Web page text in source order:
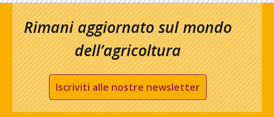
Rimani aggiornato sul mondo
dell’agricoltura
Iscriviti alle nostre newsletter